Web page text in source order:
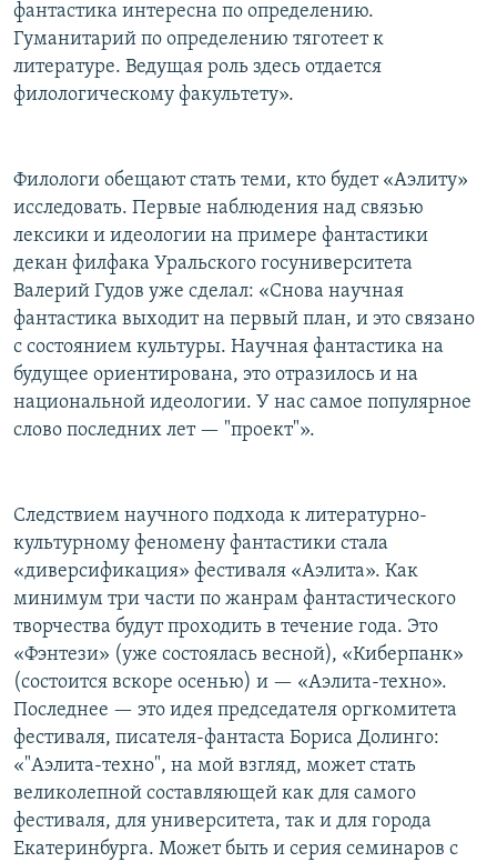
фантастика интересна по определению.
Гуманитарий по определению тяготеет к
литературе. Ведущая роль здесь отдается
филологическому факультету».
Филологи обещают стать теми, кто будет «Аэлиту»
исследовать. Первые наблюдения над связью
лексики и идеологии на примере фантастики
декан филфака Уральского госуниверситета
Валерий Гудов уже сделал: «Снова научная
фантастика выходит на первый план, и это связано
с состоянием культуры. Научная фантастика на
будущее ориентирована, это отразилось и на
национальной идеологии. У нас самое популярное
слово последних лет — "проект"».
Следствием научного подхода к литературно-
культурному феномену фантастики стала
«диверсификация» фестиваля «Аэлита». Как
минимум три части по жанрам фантастического
творчества будут проходить в течение года. Это
«Фэнтези» (уже состоялась весной), «Киберпанк»
(состоится вскоре осенью) и — «Аэлита-техно».
Последнее — это идея председателя оргкомитета
фестиваля, писателя-фантаста Бориса Долинго:
«"Аэлита-техно", на мой взгляд, может стать
великолепной составляющей как для самого
фестиваля, для университета, так и для города
Екатеринбурга. Может быть и серия семинаров с